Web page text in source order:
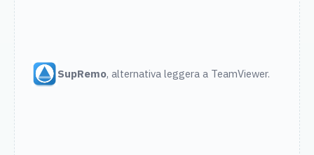
SupRemo, alternativa leggera a TeamViewer.